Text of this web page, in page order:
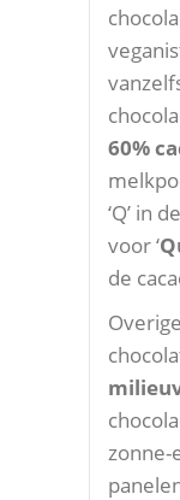
60%
‘Q’ in
voor ‘
de
zonne-